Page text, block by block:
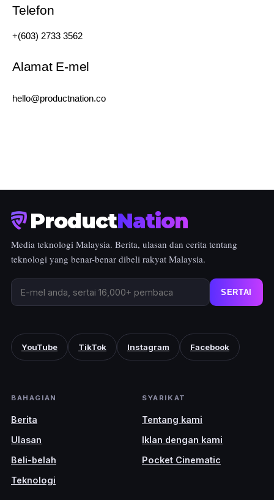
Telefon
+(603) 2733 3562
Alamat E-mel
hello@productnation.co
ProductNation
Media teknologi Malaysia. Berita, ulasan dan cerita tentang
teknologi yang benar-benar dibeli rakyat Malaysia.
SERTAI
YouTube TikTok Instagram Facebook
BAHAGIAN
Berita
Ulasan
Beli-belah
Teknologi
SYARIKAT
Tentang kami
Iklan dengan kami
Pocket Cinematic